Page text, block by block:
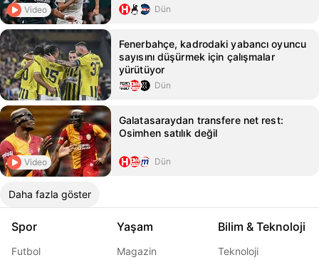
Video Dün
Fenerbahçe, kadrodaki yabancı oyuncu
sayısını düşürmek için çalışmalar
yürütüyor
Dün
Video
Galatasaraydan transfere net rest:
Osimhen satılık değil
Dün
Daha fazla göster
Spor
Futbol
Yaşam
Magazin
Bilim & Teknoloji
Teknoloji